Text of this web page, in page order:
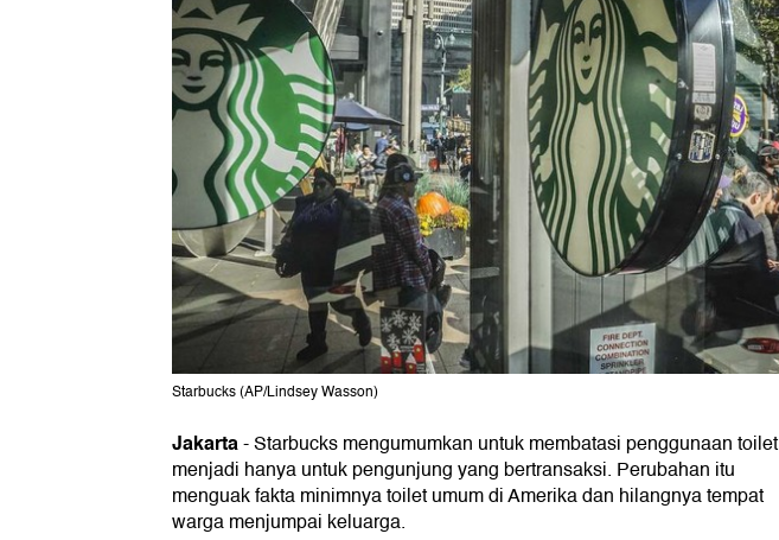
Starbucks (AP/Lindsey Wasson)
Jakarta-Starbucks mengumumkan untuk membatasi penggunaan toilet
menjadi hanya untuk pengunjung yang bertransaksi. Perubahan itu
menguak fakta minimnya toilet umum di Amerika dan hilangnya tempat
warga menjumpai keluarga.